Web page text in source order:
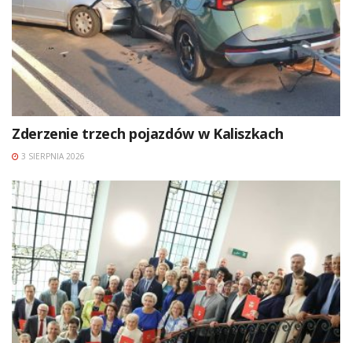
Zderzenie trzech pojazdów w Kaliszkach
3 SIERPNIA 2026